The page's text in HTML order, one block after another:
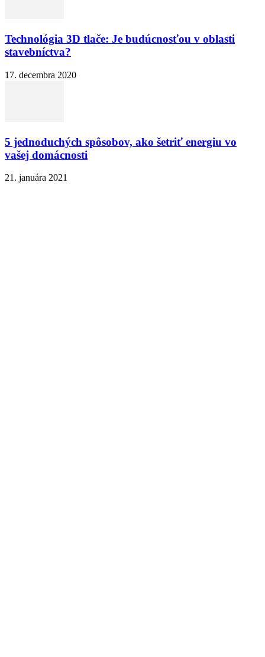
Technológia 3D tlače: Je budúcnosťou v oblasti
stavebníctva?
17. decembra 2020
5 jednoduchých spôsobov, ako šetriť energiu vo
vašej domácnosti
21. januára 2021